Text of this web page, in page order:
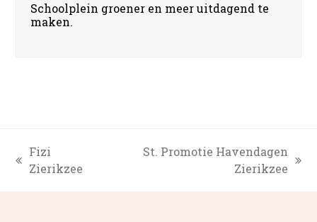
Schoolplein groener en meer uitdagend te
maken.
previous
Fizi
Zierikzee
St. Promotie Havendagen
Zierikzee